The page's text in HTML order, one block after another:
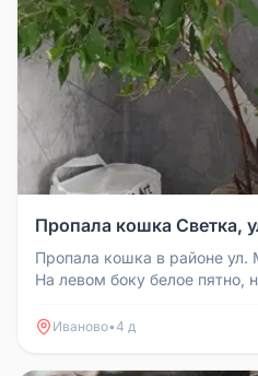
Пропала кошка Светка,
Пропала кошка в районе ул.
На левом боку белое пятно,
Иваново•4 д